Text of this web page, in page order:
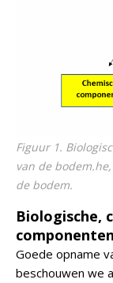
Figuur 1.
van de
de bodem.
Biologische,
Goede opname
beschouwen we